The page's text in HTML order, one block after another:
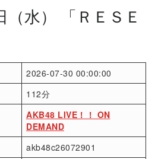
（水） 「ＲＥＳＥ
2026-07-30 00:00:00
112分
AKB48 LIVE！！ ON
DEMAND
akb48c26072901